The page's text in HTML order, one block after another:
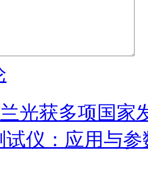
光获多项国家
试仪：应用与参